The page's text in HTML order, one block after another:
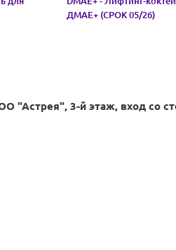
ДМАЕ+ (СРОК 05/26)
"Астрея", 3-й этаж, вход со